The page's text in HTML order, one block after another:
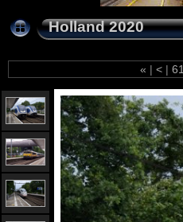
Holland 2020
« | < | 61